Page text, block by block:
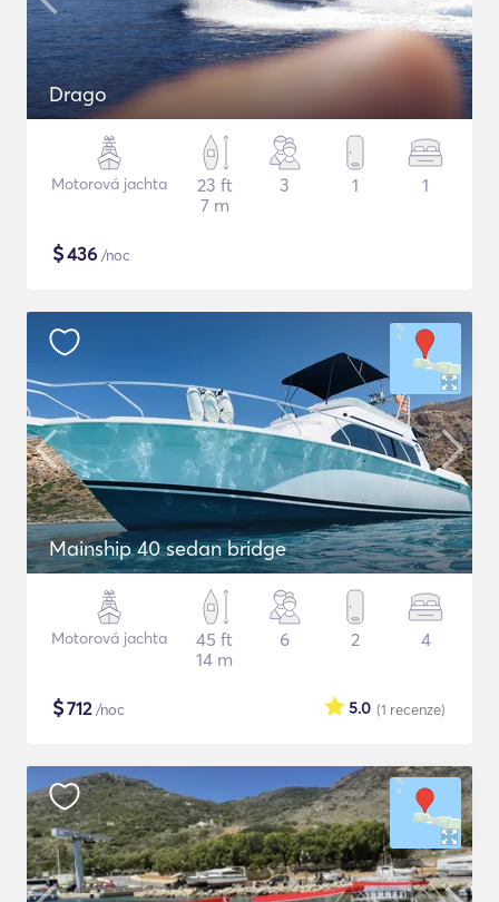
Drago
Motorová jachta
23 ft
7 m
3 1 1
$436 /noc
Mainship 40 sedan bridge
Motorová jachta
45 ft
14 m
6 2 4
$712/noc (1 recenze)
5.0